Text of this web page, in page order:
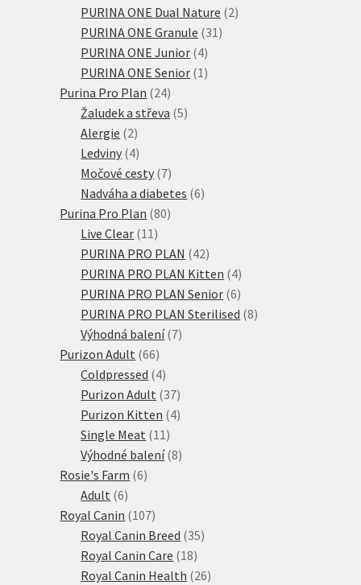
produktů
PURINA ONE Dual Nature 22
PURINA ONE Granule 3131
PURINA ONE Junior 44
produkty
PURINA ONE Senior 11
Purina Pro Plan 2424
produktů
Žaludek a střeva 55
Alergie 22
produkty
Ledviny 44
produkty
Močové cesty 77
produktů
Nadváha a diabetes 66
Purina Pro Plan 8080
Live Clear 1111
produktů
PURINA PRO PLAN 4242
produktů
PURINA PRO PLAN Kitten 44
produkty
PURINA PRO PLAN Senior 66
produktů
PURINA PRO PLAN Sterilised 88
Výhodná balení 77
Purizon Adult 6666
produktů
Coldpressed 44
produkty
Purizon Adult 3737
produktů
Purizon Kitten 44
Single Meat 1111
produktů
Výhodné balení 88
Rosie's Farm 66
Adult 66
produktů
Royal Canin 107107
produktů
Royal Canin Breed 3535
Royal Canin Care 1818
produktů
Royal Canin Health 2626